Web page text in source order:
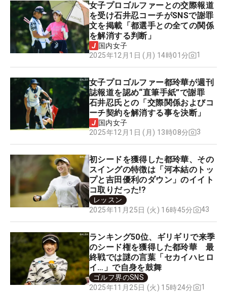
女子プロゴルファーとの交際報道
を受け石井忍コーチがSNSで謝罪
文を掲載「都選手との全ての関係
を解消する判断」
国内女子
2025年12月1日 (月) 14時01分
1
女子プロゴルファー都玲華が週刊
誌報道を認め“直筆手紙”で謝罪
石井忍氏との「交際関係およびコ
ーチ契約を解消する事を決断」
国内女子
2025年12月1日 (月) 13時08分
3
初シードを獲得した都玲華、その
スイングの特徴は「河本結のトッ
プと吉田優利のダウン」のイイト
コ取りだった!?
レッスン
2025年11月25日 (火) 16時45分
43
ランキング50位、ギリギリで来季
のシード権を獲得した都玲華 最
終戦では謎の言葉「セカイハヒロ
イ…」で自身を鼓舞
ゴルフ界のSNS
2025年11月25日 (火) 15時24分
1